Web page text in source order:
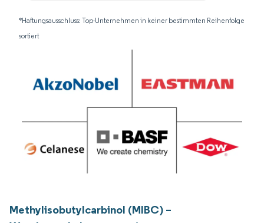
*Haftungsausschluss: Top-Unternehmen in keiner bestimmten Reihenfolge
sortiert
Methylisobutylcarbinol (MIBC) –